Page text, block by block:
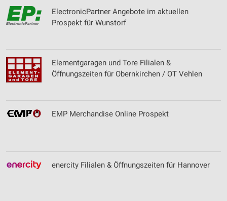
ElectronicPartner Angebote im aktuellen
Prospekt für Wunstorf
Elementgaragen und Tore Filialen &
Öffnungszeiten für Obernkirchen / OT Vehlen
EMP Merchandise Online Prospekt
enercity Filialen & Öffnungszeiten für Hannover